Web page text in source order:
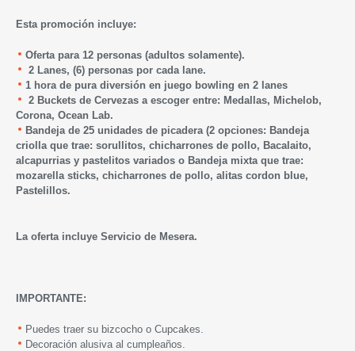
Esta promoción incluye:
Oferta para 12 personas (adultos solamente).
2 Lanes, (6) personas por cada lane.
1 hora de pura diversión en juego bowling en 2 lanes
2 Buckets de Cervezas a escoger entre: Medallas, Michelob,
Corona, Ocean Lab.
Bandeja de 25 unidades de picadera (2 opciones: Bandeja
criolla que trae: sorullitos, chicharrones de pollo, Bacalaito,
alcapurrias y pastelitos variados o Bandeja mixta que trae:
mozarella sticks, chicharrones de pollo, alitas cordon blue,
Pastelillos.
La oferta incluye Servicio de Mesera.
IMPORTANTE:
Puedes traer su bizcocho o Cupcakes.
Decoración alusiva al cumpleaños.